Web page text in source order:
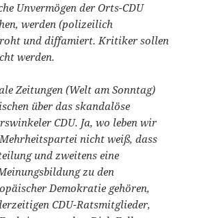
Unvermögen der Orts-CDU
werden (polizeilich
und diffamiert. Kritiker sollen
werden.
Zeitungen (Welt am Sonntag)
über das skandalöse
CDU. Ja, wo leben wir
nicht weiß, dass
und zweitens eine
zu den
Demokratie gehören,
CDU-Ratsmitglieder,